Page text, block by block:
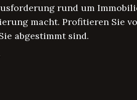
rund um
macht. Profitieren Sie
abgestimmt sind.